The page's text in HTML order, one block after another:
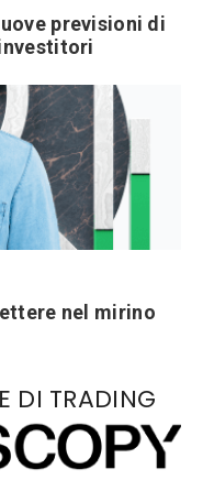
previsioni di
nel mirino
DI TRADING